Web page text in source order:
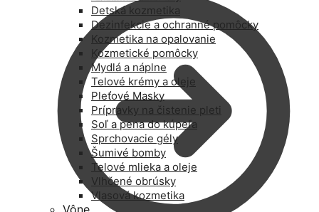
Detská kozmetika
Dezinfekcie a ochranné pomôcky
Kozmetika na opalovanie
Kozmetické pomôcky
Mydlá a náplne
Telové krémy a oleje
Pleťové Masky
Prípravky na čistenie pleti
Soľ a pena do kúpeľa
Sprchovacie gély
Šumivé bomby
Telové mlieka a oleje
Vlhčené obrúsky
Vlasová kozmetika
Vône